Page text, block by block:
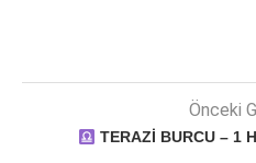
Önceki
TERAZİ BURCU – 1